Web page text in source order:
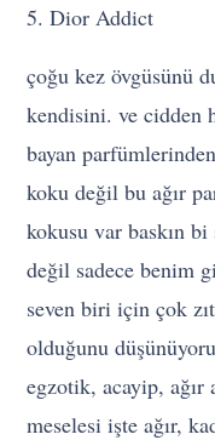
5. Dior Addict
çoğu kez övgüsünü
kendisini. ve cidden
bayan
koku değil bu ağır
kokusu var baskın
değil sadece benim
seven biri için çok
olduğunu
egzotik, acayip,
meselesi işte ağır,